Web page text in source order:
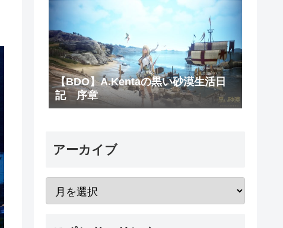
【BDO】A.Kentaの黒い砂漠生活日
記 序章
アーカイブ